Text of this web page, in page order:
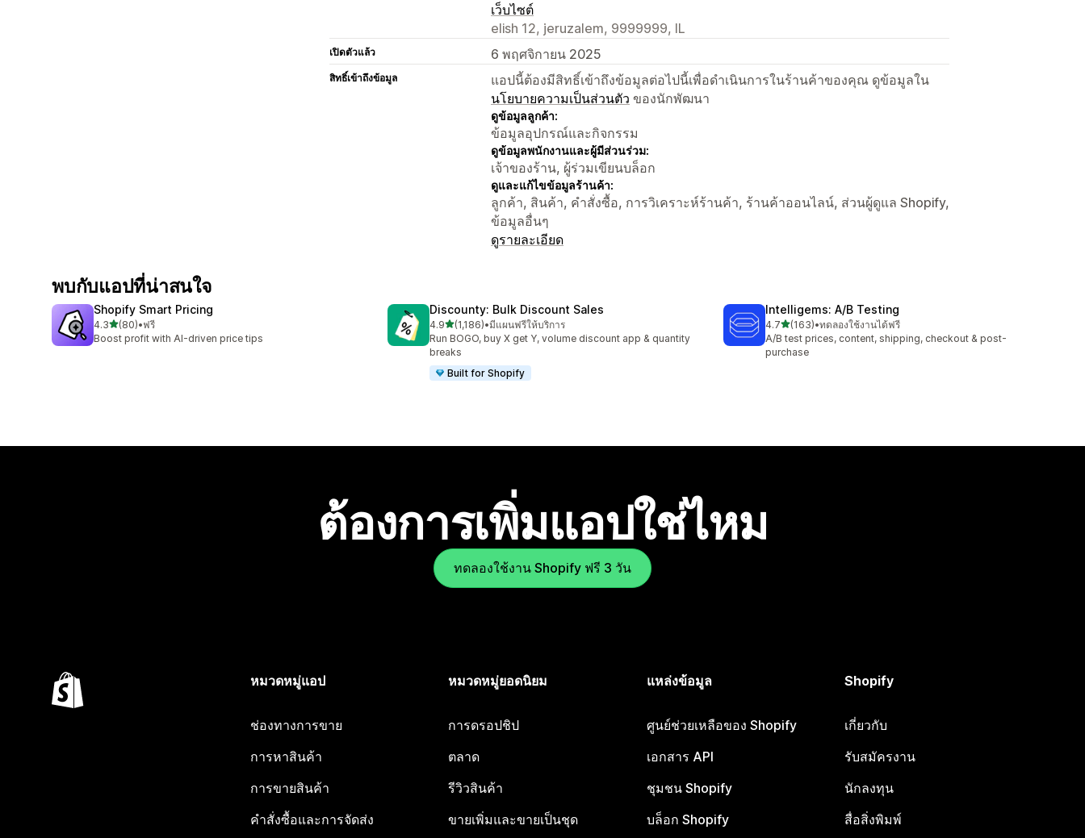
เว็บไซต์
elish 12, jeruzalem, 9999999, IL
เปิดตัวแล้ว 6 พฤศจิกายน 2025
สิทธิ์เข้าถึงข้อมูล
แอปนี้ต้องมีสิทธิ์เข้าถึงข้อมูลต่อไปนี้เพื่อดำเนินการในร้านค้าของคุณ ดูข้อมูลใน
นโยบายความเป็นส่วนตัว ของนักพัฒนา
ดูข้อมูลลูกค้า:
ข้อมูลอุปกรณ์และกิจกรรม
ดูข้อมูลพนักงานและผู้มีส่วนร่วม:
เจ้าของร้าน, ผู้ร่วมเขียนบล็อก
ดูและแก้ไขข้อมูลร้านค้า:
ลูกค้า, สินค้า, คำสั่งซื้อ, การวิเคราะห์ร้านค้า, ร้านค้าออนไลน์, ส่วนผู้ดูแล Shopify,
ข้อมูลอื่นๆ
ดูรายละเอียด
พบกับแอปที่น่าสนใจ
Shopify Smart Pricing
4.3เต็ม 5 ดาว
(80)
ทั้งหมด 80 รีวิว
•ฟรี
Boost profit with AI-driven price tips
Discounty: Bulk Discount Sales
4.9เต็ม 5 ดาว
(1,186)
ทั้งหมด 1186 รีวิว
•มีแผนฟรีให้บริการ
Run BOGO, buy X get Y, volume discount app & quantity
breaks
Built for Shopify
Intelligems: A/B Testing
4.7เต็ม 5 ดาว
(163)
ทั้งหมด 163 รีวิว
•ทดลองใช้งานได้ฟรี
A/B test prices, content, shipping, checkout & post-
purchase
ต้องการเพิ่มแอปใช่ไหม
ทดลองใช้งาน Shopify ฟรี 3 วัน
หมวดหมู่แอป
ช่องทางการขาย
การหาสินค้า
การขายสินค้า
คำสั่งซื้อและการจัดส่ง
หมวดหมู่ยอดนิยม
การดรอปชิป
ตลาด
รีวิวสินค้า
ขายเพิ่มและขายเป็นชุด
แหล่งข้อมูล
ศูนย์ช่วยเหลือของ Shopify
เอกสาร API
ชุมชน Shopify
บล็อก Shopify
Shopify
เกี่ยวกับ
รับสมัครงาน
นักลงทุน
สื่อสิ่งพิมพ์